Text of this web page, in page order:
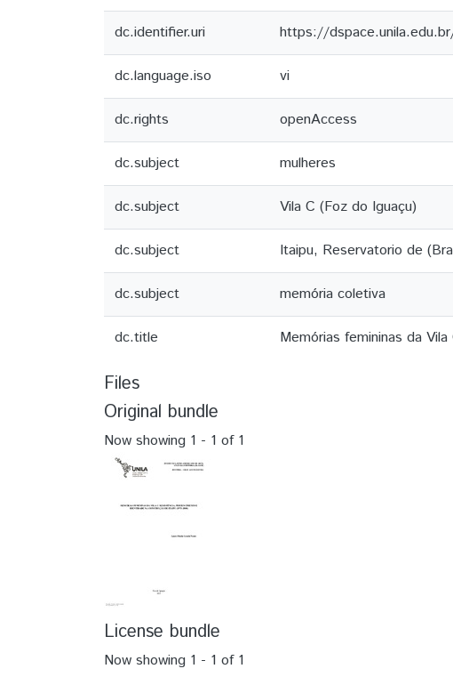
dc.identifier.uri https://
dc.language.iso vi
dc.rights openAccess
dc.subject mulheres
dc.subject Vila C (Foz do Iguaçu)
dc.subject Itaipu, Reservatorio de
dc.subject memória coletiva
dc.title Memórias femininas da
Files
Original bundle
Now showing 1 - 1 of 1
License bundle
Now showing 1 - 1 of 1